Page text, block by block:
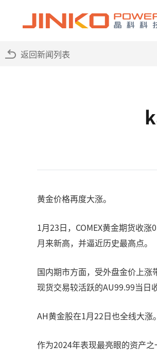
返回新闻列表
黄金价格再度大涨。
1月23日，COMEX黄金期货收
月来新高，并逼近历史最高点。
国内期市方面，受外盘金价上
现货交易较活跃的AU99.99当日
AH黄金股在1月22日也全线大涨
作为2024年表现最亮眼的资产